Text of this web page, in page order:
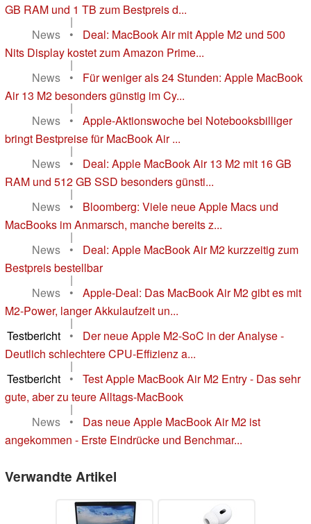
GB RAM und 1 TB zum Bestpreis d...
|
News
•
Deal: MacBook Air mit Apple M2 und 500
Nits Display kostet zum Amazon Prime...
|
News
•
Für weniger als 24 Stunden: Apple MacBook
Air 13 M2 besonders günstig im Cy...
|
News
•
Apple-Aktionswoche bei Notebooksbilliger
bringt Bestpreise für MacBook Air ...
|
News
•
Deal: Apple MacBook Air 13 M2 mit 16 GB
RAM und 512 GB SSD besonders günsti...
|
News
•
Bloomberg: Viele neue Apple Macs und
MacBooks im Anmarsch, manche bereits z...
|
News
•
Deal: Apple MacBook Air M2 kurzzeitig zum
Bestpreis bestellbar
|
News
•
Apple-Deal: Das MacBook Air M2 gibt es mit
M2-Power, langer Akkulaufzeit un...
|
Testbericht
•
Der neue Apple M2-SoC in der Analyse -
Deutlich schlechtere CPU-Effizienz a...
|
Testbericht
•
Test Apple MacBook Air M2 Entry - Das sehr
gute, aber zu teure Alltags-MacBook
|
News
•
Das neue Apple MacBook Air M2 ist
angekommen - Erste Eindrücke und Benchmar...
Verwandte Artikel